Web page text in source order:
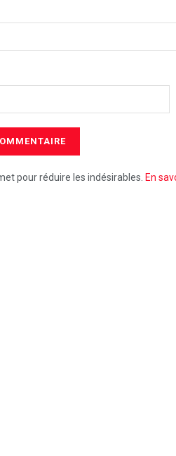
pour réduire les indésirables. En